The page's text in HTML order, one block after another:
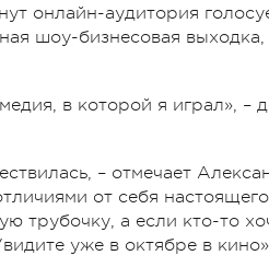
онлайн-аудитория
шоу-бизнесовая
в которой я играл», –
– отмечает
от себя
трубочку, а если кто-то
уже в октябре в